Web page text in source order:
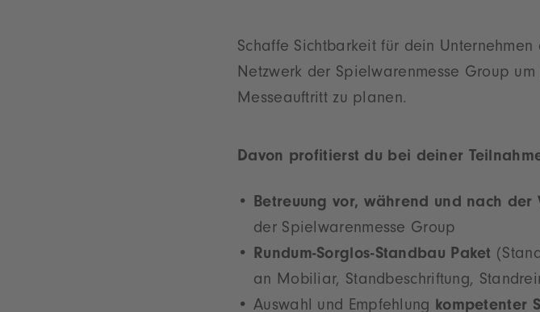
Schaffe Sichtbarkeit für dein
Netzwerk der Spielwarenmesse Group
Messeauftritt zu planen.
Davon profitierst du bei deiner
Betreuung vor, während und nach der
der Spielwarenmesse Group
Rundum-Sorglos-Standbau Paket
an Mobiliar, Standbeschriftung,
Auswahl und Empfehlung kompetenter